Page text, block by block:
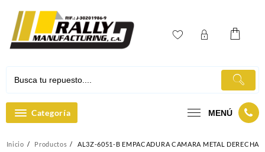
contenido
Categoría MENÚ
Inicio Productos
AL3Z-6051-B EMPACADURA CAMARA METAL DERECHA